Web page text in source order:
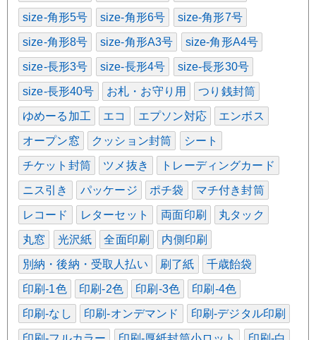
size-角形5号 size-角形6号 size-角形7号
size-角形8号 size-角形A3号 size-角形A4号
size-長形3号 size-長形4号 size-長形30号
size-長形40号 お札・お守り用 つり銭封筒
ゆめーる加工 エコ エプソン対応 エンボス
オープン窓 クッション封筒 シート
チケット封筒 ツメ抜き トレーディングカード
ニス引き パッケージ ポチ袋 マチ付き封筒
レコード レターセット 両面印刷 丸タック
丸窓 光沢紙 全面印刷 内側印刷
別納・後納・受取人払い 刷了紙 千歳飴袋
印刷-1色 印刷-2色 印刷-3色 印刷-4色
印刷-なし 印刷-オンデマンド 印刷-デジタル印刷